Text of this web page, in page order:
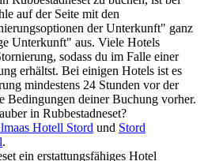
auf der Seite mit den
der Unterkunft" ganz
Unterkunft" aus. Viele Hotels
sodass du im Falle einer
erhältst. Bei einigen Hotels ist es
mindestens 24 Stunden vor der
Bedingungen deiner Buchung vorher.
in Rubbestadneset?
Hotell Stord und Stord
.
ein erstattungsfähiges Hotel